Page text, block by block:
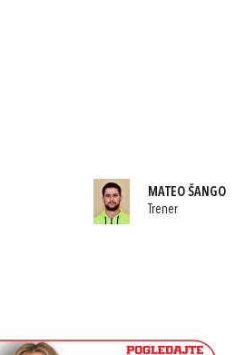
MATEO ŠANGO
Trener